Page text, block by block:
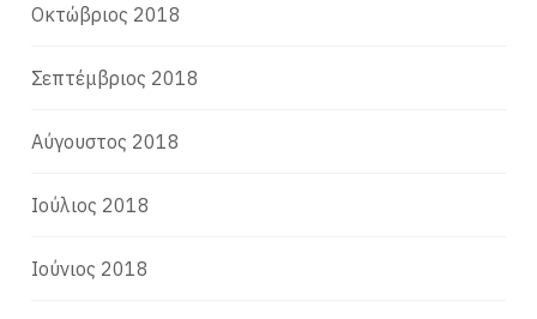
Οκτώβριος 2018
Σεπτέμβριος 2018
Αύγουστος 2018
Ιούλιος 2018
Ιούνιος 2018